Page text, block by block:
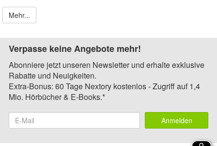
Mehr...
Verpasse keine Angebote mehr!
Abonniere jetzt unseren Newsletter und erhalte exklusive
Rabatte und Neuigkeiten.
Extra-Bonus: 60 Tage Nextory kostenlos - Zugriff auf 1,4
Mio. Hörbücher & E-Books.*
Anmelden